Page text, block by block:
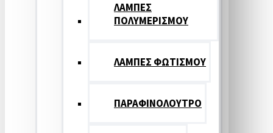
ΛΑΜΠΕΣ
ΠΟΛΥΜΕΡΙΣΜΟΥ
ΛΑΜΠΕΣ ΦΩΤΙΣΜΟΥ
ΠΑΡΑΦΙΝΟΛΟΥΤΡΟ